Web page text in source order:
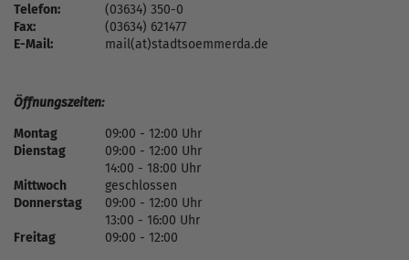
Telefon:
(03634) 350-0
Fax:
(03634) 621477
E-Mail:
mail(at)stadtsoemmerda.de
Öffnungszeiten:
Montag
09:00 - 12:00 Uhr
Dienstag
09:00 - 12:00 Uhr
14:00 - 18:00 Uhr
Mittwoch
geschlossen
Donnerstag
09:00 - 12:00 Uhr
13:00 - 16:00 Uhr
Freitag
09:00 - 12:00